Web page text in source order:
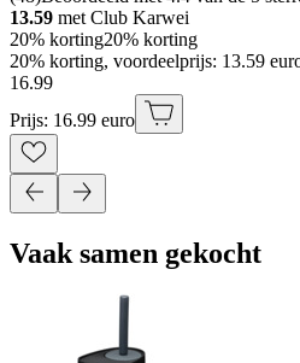
13.59 met Club Karwei
20% korting20% korting
20% korting, voordeelprijs: 13.59
16.99
Prijs: 16.99 euro
Vaak samen gekocht